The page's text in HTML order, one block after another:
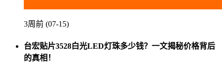
3周前 (07-15)
台宏贴片3528白光LED灯珠多少钱？一文揭秘价格背后
的真相！